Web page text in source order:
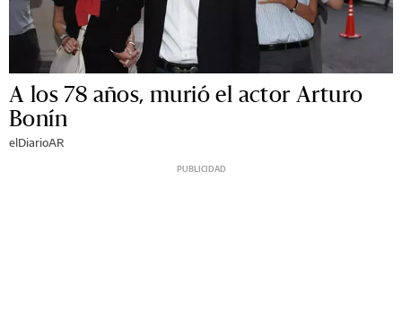
A los 78 años, murió el actor Arturo
Bonín
elDiarioAR